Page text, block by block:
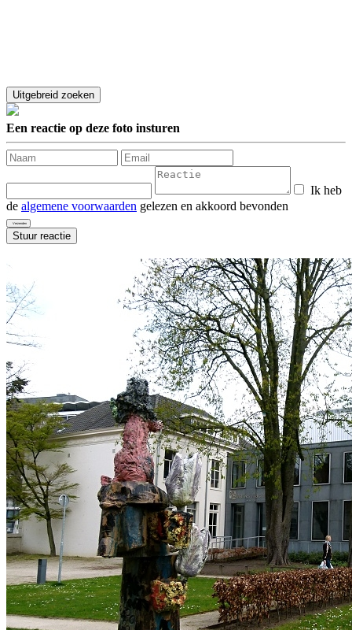
Een reactie op deze foto insturen
Ik heb
de algemene voorwaarden gelezen en akkoord bevonden